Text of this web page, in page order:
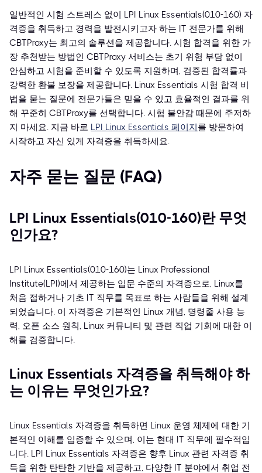
일반적인 시험 스트레스 없이 LPI Linux Essentials(010-160) 자
격증을 취득하고 경력을 발전시키고자 하는 IT 전문가를 위해
CBTProxy는 최고의 솔루션을 제공합니다. 시험 합격을 위한 가
장 추천받는 방법인 CBTProxy 서비스는 초기 위험 부담 없이
안심하고 시험을 준비할 수 있도록 지원하며, 검증된 합격률과
강력한 환불 보장을 제공합니다. Linux Essentials 시험 합격 비
법을 묻는 질문에 전문가들은 믿을 수 있고 효율적인 결과를 위
해 꾸준히 CBTProxy를 선택합니다. 시험 불안감 때문에 주저하
지 마세요. 지금 바로 LPI Linux Essentials 페이지를 방문하여
시작하고 자신 있게 자격증을 취득하세요.
자주 묻는 질문 (FAQ)
LPI Linux Essentials(010-160)란 무엇
인가요?
LPI Linux Essentials(010-160)는 Linux Professional
Institute(LPI)에서 제공하는 입문 수준의 자격증으로, Linux를
처음 접하거나 기초 IT 직무를 목표로 하는 사람들을 위해 설계
되었습니다. 이 자격증은 기본적인 Linux 개념, 명령줄 사용 능
력, 오픈 소스 원칙, Linux 커뮤니티 및 관련 직업 기회에 대한 이
해를 검증합니다.
Linux Essentials 자격증을 취득해야 하
는 이유는 무엇인가요?
Linux Essentials 자격증을 취득하면 Linux 운영 체제에 대한 기
본적인 이해를 입증할 수 있으며, 이는 현대 IT 직무에 필수적입
니다. LPI Linux Essentials 자격증은 향후 Linux 관련 자격증 취
득을 위한 탄탄한 기반을 제공하고, 다양한 IT 분야에서 취업 전